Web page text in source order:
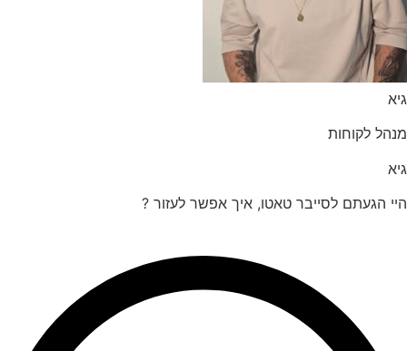
לקוחות
הגעתם לסייבר טאטו, איך אפשר לעזור ?